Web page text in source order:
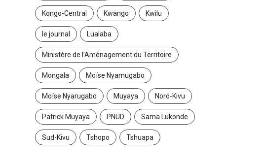
Kongo-Central Kwango Kwilu
le journal Lualaba
Ministère de l’Aménagement du Territoire
Mongala Moïse Nyamugabo
Moïse Nyarugabo Muyaya Nord-Kivu
Patrick Muyaya PNUD Sama Lukonde
Sud-Kivu Tshopo Tshuapa